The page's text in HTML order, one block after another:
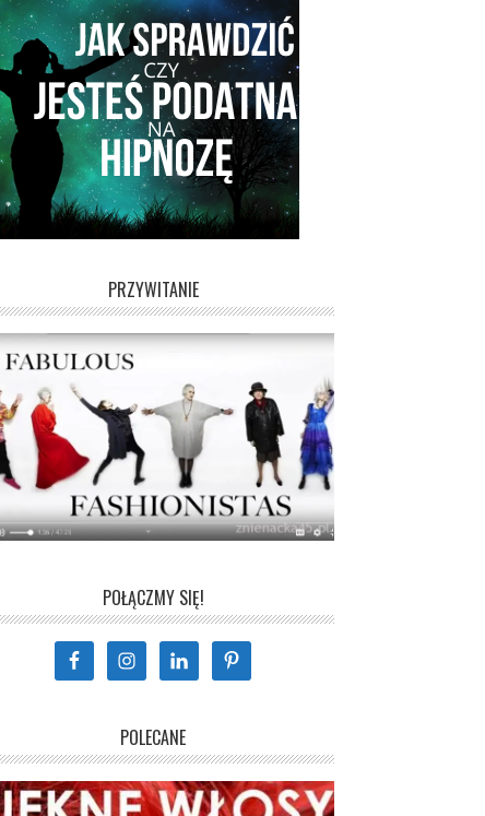
PRZYWITANIE
POŁĄCZMY SIĘ!
POLECANE